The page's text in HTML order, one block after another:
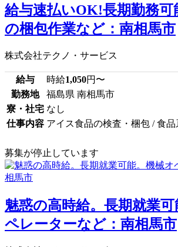
給与速払いOK!長期勤務可
の梱包作業など：南相馬市
株式会社テクノ・サービス
給与 時給1,050円〜
勤務地
福島県 南相馬市
寮・社宅 なし
仕事内容 アイス食品の検査・梱包 / 食品
募集が停止しています
魅惑の高時給。長期就業
ペレーターなど：南相馬市